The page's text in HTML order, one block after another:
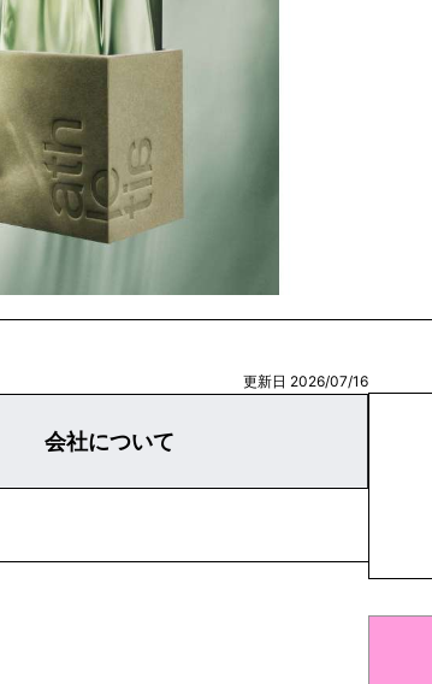
更新日 2026/07/16
会社について